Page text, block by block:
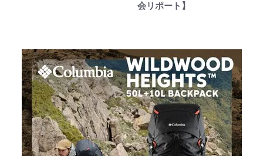
会リポート】